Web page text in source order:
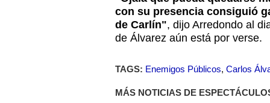
con su presencia consiguió
de Carlín", dijo Arredondo al
de Álvarez aún está por verse.
TAGS: Enemigos Públicos, Carlos
MÁS NOTICIAS DE